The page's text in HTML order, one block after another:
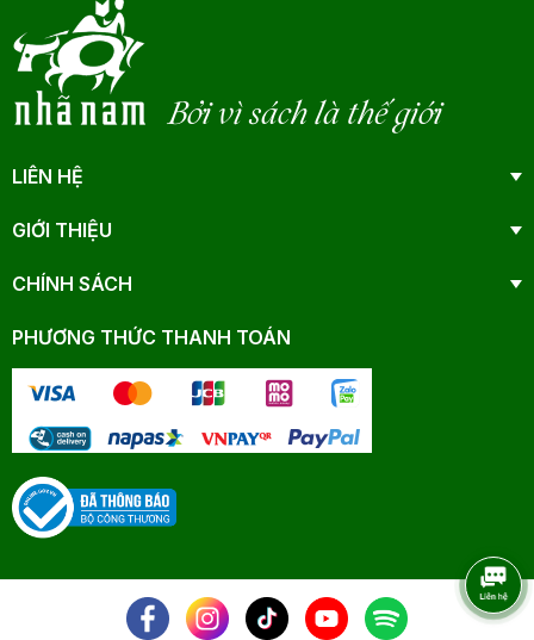
Bởi vì sách là thế giới
LIÊN HỆ
GIỚI THIỆU
CHÍNH SÁCH
PHƯƠNG THỨC THANH TOÁN